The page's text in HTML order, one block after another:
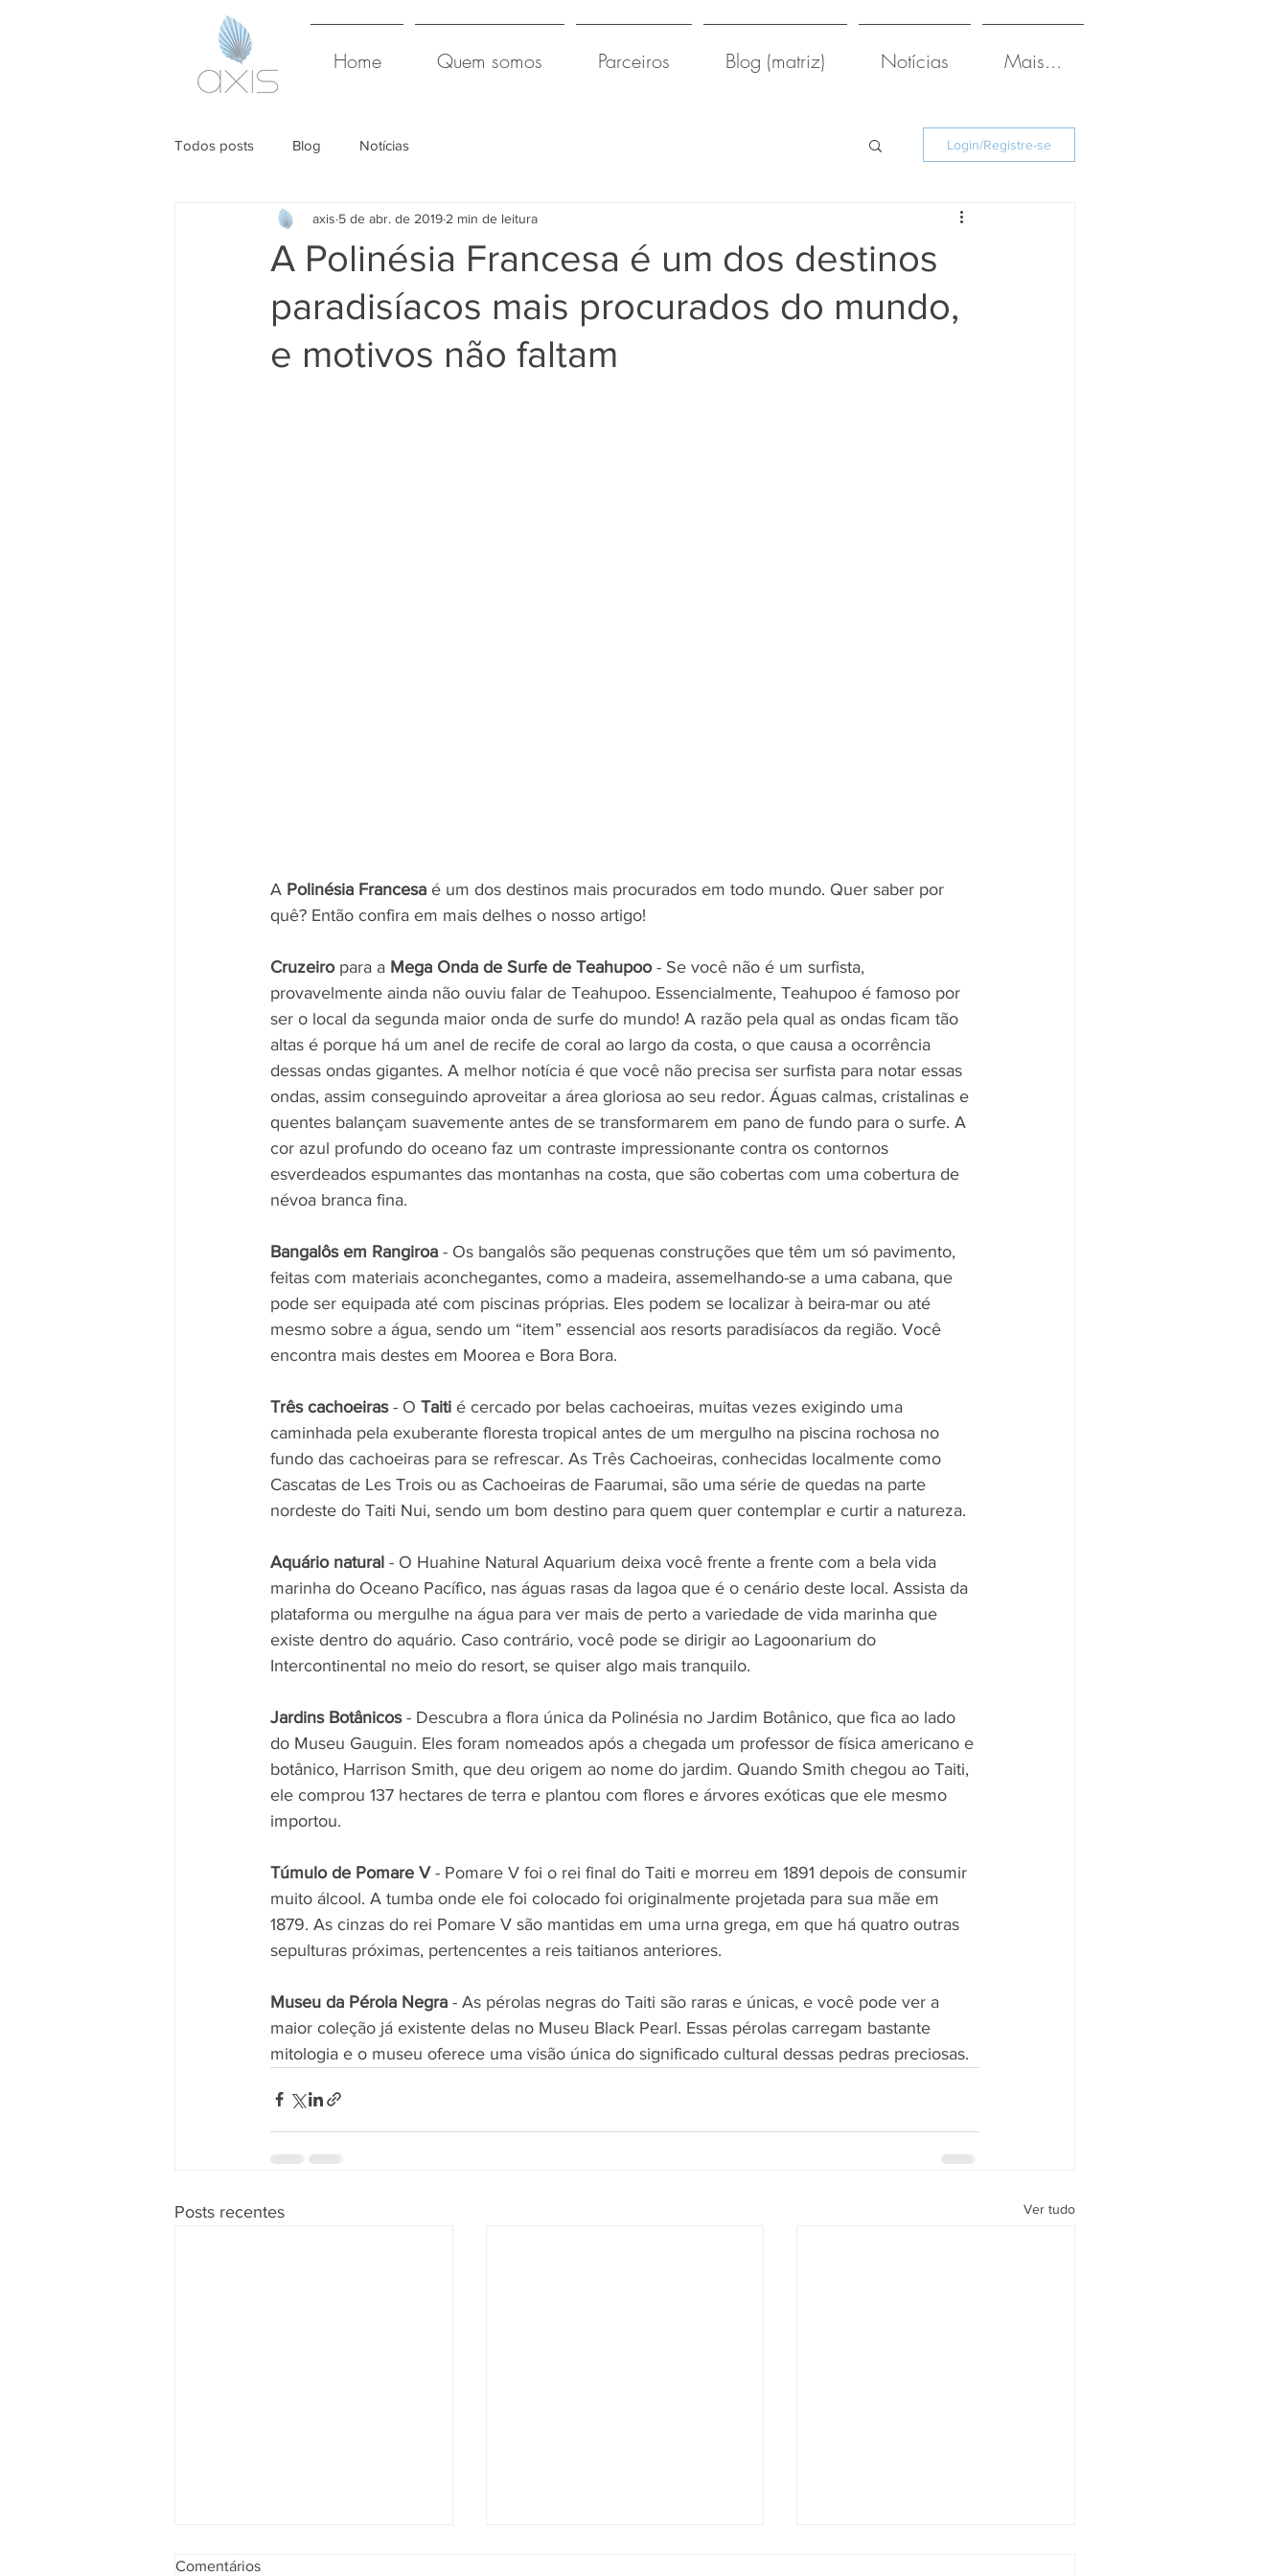
Home Quem somos Parceiros Blog (matriz) Notícias Mais...
Todos posts Blog Notícias Login/Registre-se
A Polinésia Francesa é um dos destinos
paradisíacos mais procurados do mundo,
e motivos não faltam
axis 5 de abr. de 2019 2 min de leitura
A Polinésia Francesa é um dos destinos mais procurados em todo mundo. Quer saber por
quê? Então confira em mais delhes o nosso artigo!
Cruzeiro para a Mega Onda de Surfe de Teahupoo - Se você não é um surfista,
provavelmente ainda não ouviu falar de Teahupoo. Essencialmente, Teahupoo é famoso por
ser o local da segunda maior onda de surfe do mundo! A razão pela qual as ondas ficam tão
altas é porque há um anel de recife de coral ao largo da costa, o que causa a ocorrência
dessas ondas gigantes. A melhor notícia é que você não precisa ser surfista para notar essas
ondas, assim conseguindo aproveitar a área gloriosa ao seu redor. Águas calmas, cristalinas e
quentes balançam suavemente antes de se transformarem em pano de fundo para o surfe. A
cor azul profundo do oceano faz um contraste impressionante contra os contornos
esverdeados espumantes das montanhas na costa, que são cobertas com uma cobertura de
névoa branca fina.
Bangalôs em Rangiroa - Os bangalôs são pequenas construções que têm um só pavimento,
feitas com materiais aconchegantes, como a madeira, assemelhando-se a uma cabana, que
pode ser equipada até com piscinas próprias. Eles podem se localizar à beira-mar ou até
mesmo sobre a água, sendo um “item” essencial aos resorts paradisíacos da região. Você
encontra mais destes em Moorea e Bora Bora.
Três cachoeiras - O Taiti é cercado por belas cachoeiras, muitas vezes exigindo uma
caminhada pela exuberante floresta tropical antes de um mergulho na piscina rochosa no
fundo das cachoeiras para se refrescar. As Três Cachoeiras, conhecidas localmente como
Cascatas de Les Trois ou as Cachoeiras de Faarumai, são uma série de quedas na parte
nordeste do Taiti Nui, sendo um bom destino para quem quer contemplar e curtir a natureza.
Aquário natural - O Huahine Natural Aquarium deixa você frente a frente com a bela vida
marinha do Oceano Pacífico, nas águas rasas da lagoa que é o cenário deste local. Assista da
plataforma ou mergulhe na água para ver mais de perto a variedade de vida marinha que
existe dentro do aquário. Caso contrário, você pode se dirigir ao Lagoonarium do
Intercontinental no meio do resort, se quiser algo mais tranquilo.
Jardins Botânicos - Descubra a flora única da Polinésia no Jardim Botânico, que fica ao lado
do Museu Gauguin. Eles foram nomeados após a chegada um professor de física americano e
botânico, Harrison Smith, que deu origem ao nome do jardim. Quando Smith chegou ao Taiti,
ele comprou 137 hectares de terra e plantou com flores e árvores exóticas que ele mesmo
importou.
Túmulo de Pomare V - Pomare V foi o rei final do Taiti e morreu em 1891 depois de consumir
muito álcool. A tumba onde ele foi colocado foi originalmente projetada para sua mãe em
1879. As cinzas do rei Pomare V são mantidas em uma urna grega, em que há quatro outras
sepulturas próximas, pertencentes a reis taitianos anteriores.
Museu da Pérola Negra - As pérolas negras do Taiti são raras e únicas, e você pode ver a
maior coleção já existente delas no Museu Black Pearl. Essas pérolas carregam bastante
mitologia e o museu oferece uma visão única do significado cultural dessas pedras preciosas.
Posts recentes Ver tudo
Comentários